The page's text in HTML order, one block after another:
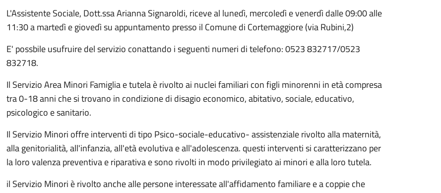
L'Assistente Sociale, Dott.ssa Arianna Signaroldi, riceve al lunedì, mercoledì e venerdì dalle 09:00 alle
11:30 a martedì e giovedì su appuntamento presso il Comune di Cortemaggiore (via Rubini,2)
E' possbile usufruire del servizio conattando i seguenti numeri di telefono: 0523 832717/0523
832718.
Il Servizio Area Minori Famiglia e tutela è rivolto ai nuclei familiari con figli minorenni in età compresa
tra 0-18 anni che si trovano in condizione di disagio economico, abitativo, sociale, educativo,
psicologico e sanitario.
Il Servizio Minori offre interventi di tipo Psico-sociale-educativo- assistenziale rivolto alla maternità,
alla genitorialità, all'infanzia, all'età evolutiva e all'adolescenza. questi interventi si caratterizzano per
la loro valenza preventiva e riparativa e sono rivolti in modo privilegiato ai minori e alla loro tutela.
il Servizio Minori è rivolto anche alle persone interessate all'affidamento familiare e a coppie che